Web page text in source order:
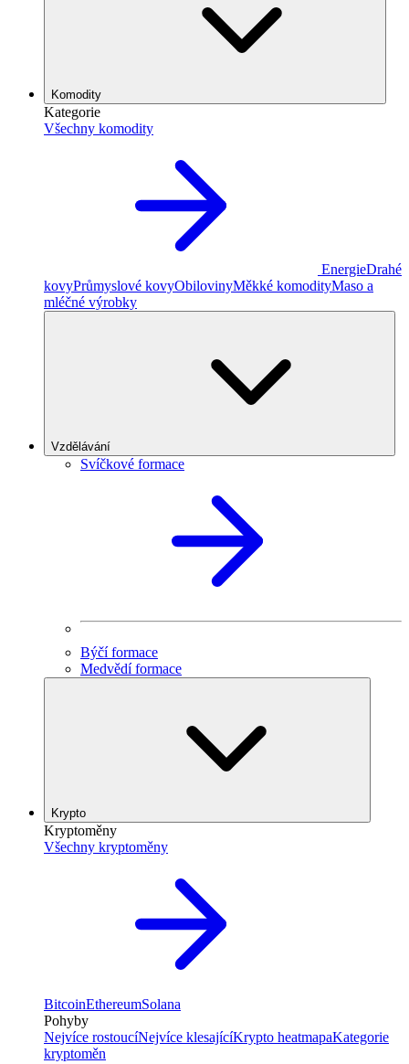
Komodity
Kategorie
Všechny komodity
EnergieDrahé
kovyPrůmyslové kovyObilovinyMěkké komodityMaso a
mléčné výrobky
Vzdělávání
Svíčkové formace
Býčí formace
Medvědí formace
Krypto
Kryptoměny
Všechny kryptoměny
BitcoinEthereumSolana
Pohyby
Nejvíce rostoucíNejvíce klesajícíKrypto heatmapaKategorie
kryptoměn